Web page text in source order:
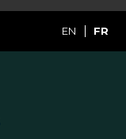
EN FR